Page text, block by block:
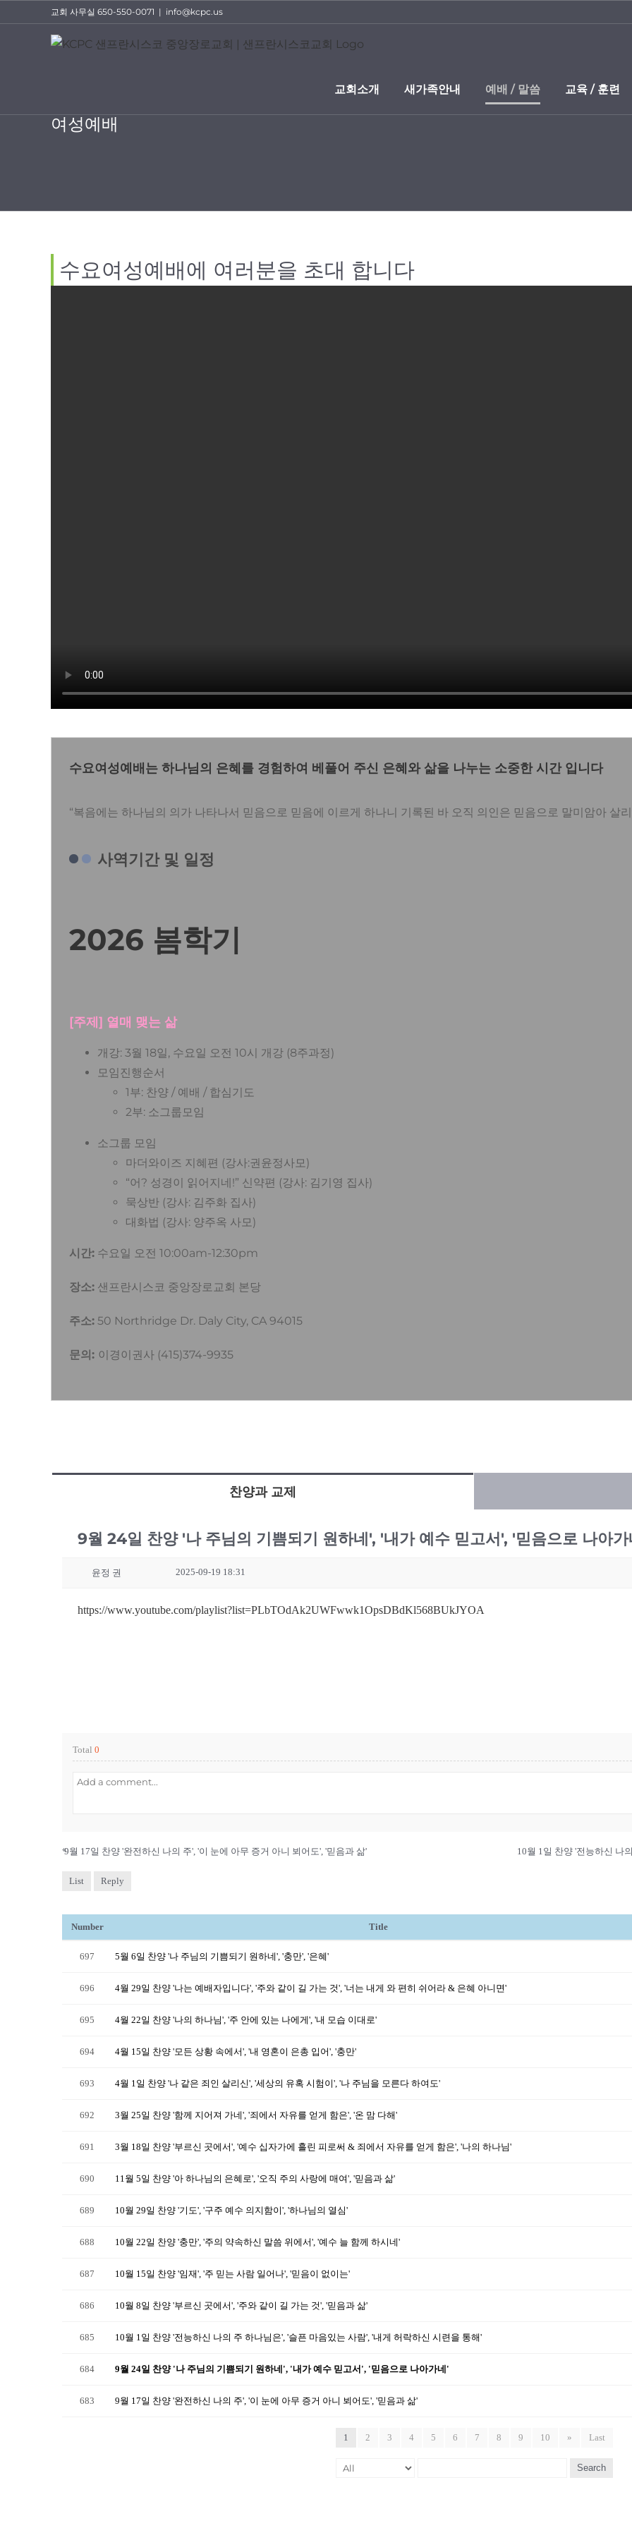
to
교회 사무실 650-550-0071 | info@kcpc.us
교회소개 새가족안내 예배 / 말씀 교육 / 훈련
여성예배
수요여성예배에 여러분을 초대 합니다
수요여성예배는 하나님의 은혜를 경험하여 베풀어 주신 은혜와 삶을 나누는 소중한 시간 입니다
“복음에는 하나님의 의가 나타나서 믿음으로 믿음에 이르게 하나니 기록된 바 오직 의인은 믿음으로 말미암아 살
사역기간 및 일정
2026 봄학기
[주제] 열매 맺는 삶
개강: 3월 18일, 수요일 오전 10시 개강 (8주과정)
모임진행순서
1부: 찬양 / 예배 / 합심기도
2부: 소그룹모임
소그룹 모임
마더와이즈 지혜편 (강사:권윤정사모)
“어? 성경이 읽어지네!” 신약편 (강사: 김기영 집사)
묵상반 (강사: 김주화 집사)
대화법 (강사: 양주옥 사모)
시간:수요일 오전 10:00am-12:30pm
장소:샌프란시스코 중앙장로교회 본당
주소:50 Northridge Dr. Daly City, CA 94015
문의: 이경이권사 (415)374-9935
찬양과 교제
9월 24일 찬양 '나 주님의 기쁨되기 원하네', '내가 예수 믿고서', '믿음으로 나아가
윤정 권 2025-09-19 18:31
https://www.youtube.com/playlist?list=PLbTOdAk2UWFwwk1OpsDBdKl568BUkJYOA
Total 0
«9월 17일 찬양 '완전하신 나의 주', '이 눈에 아무 증거 아니 뵈어도', '믿음과 삶'
List Reply
Number Title
697 5월 6일 찬양 '나 주님의 기쁨되기 원하네', '충만', '은혜'
696 4월 29일 찬양 '나는 예배자입니다', '주와 같이 길 가는 것', '너는 내게 와 편히 쉬어라 & 은혜 아니면'
695 4월 22일 찬양 '나의 하나님', '주 안에 있는 나에게', '내 모습 이대로'
694 4월 15일 찬양 '모든 상황 속에서', '내 영혼이 은총 입어', '충만'
693 4월 1일 찬양 '나 같은 죄인 살리신', '세상의 유혹 시험이', '나 주님을 모른다 하여도'
692 3월 25일 찬양 '함께 지어져 가네', '죄에서 자유를 얻게 함은', '온 맘 다해'
691 3월 18일 찬양 '부르신 곳에서', '예수 십자가에 흘린 피로써 & 죄에서 자유를 얻게 함은', '나의 하나님'
690 11월 5일 찬양 '아 하나님의 은혜로', '오직 주의 사랑에 매여', '믿음과 삶'
689 10월 29일 찬양 '기도', '구주 예수 의지함이', '하나님의 열심'
688 10월 22일 찬양 '충만', '주의 약속하신 말씀 위에서', '예수 늘 함께 하시네'
687 10월 15일 찬양 '임재', '주 믿는 사람 일어나', '믿음이 없이는'
686 10월 8일 찬양 '부르신 곳에서', '주와 같이 길 가는 것', '믿음과 삶'
685 10월 1일 찬양 '전능하신 나의 주 하나님은', '슬픈 마음있는 사람', '내게 허락하신 시련을 통해'
684 9월 24일 찬양 '나 주님의 기쁨되기 원하네', '내가 예수 믿고서', '믿음으로 나아가네'
683 9월 17일 찬양 '완전하신 나의 주', '이 눈에 아무 증거 아니 뵈어도', '믿음과 삶'
1 2 3 4 5 6 7 8 9 10 » Last
Search